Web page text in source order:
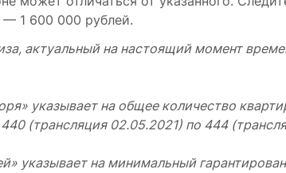
1 600 000 рублей.
актуальный на настоящий момент
указывает на общее количество
(трансляция 02.05.2021) по 444
указывает на минимальный